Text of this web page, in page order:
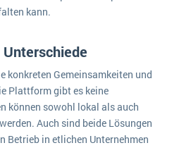
kann.
konkreten Gemeinsamkeiten und
Plattform gibt es keine
können sowohl lokal als auch
Auch sind beide Lösungen
Betrieb in etlichen Unternehmen